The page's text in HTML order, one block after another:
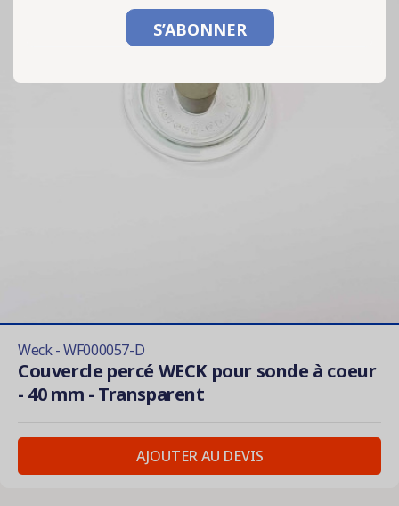
Weck - WF000057-D
Couvercle percé WECK pour sonde à coeur
- 40 mm - Transparent
AJOUTER AU DEVIS